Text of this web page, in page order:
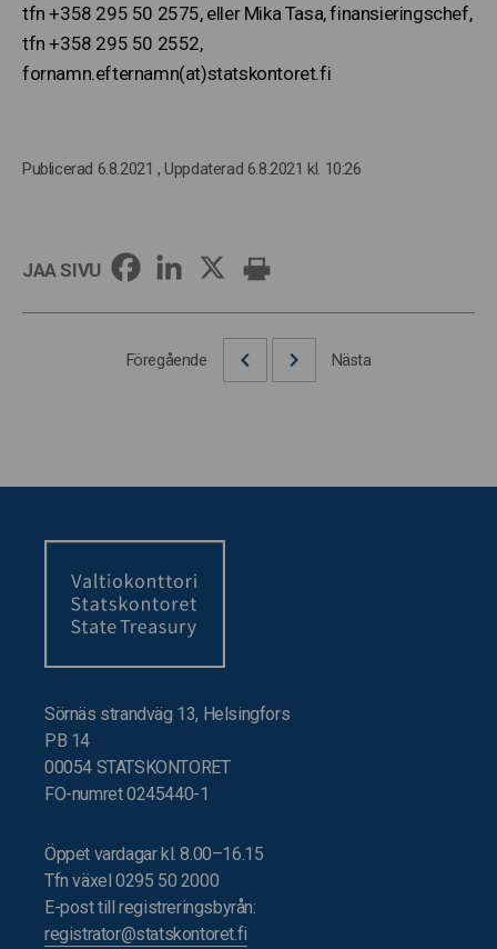
tfn +358 295 50 2575, eller Mika Tasa, finansieringschef,
tfn +358 295 50 2552,
fornamn.efternamn(at)statskontoret.fi
Publicerad 6.8.2021 , Uppdaterad 6.8.2021 kl. 10:26
JAA SIVU
Föregående Nästa
Sörnäs strandväg 13, Helsingfors
PB 14
00054 STATSKONTORET
FO-numret 0245440-1
Öppet vardagar kl. 8.00–16.15
Tfn växel 0295 50 2000
E-post till registreringsbyrån:
registrator@statskontoret.fi